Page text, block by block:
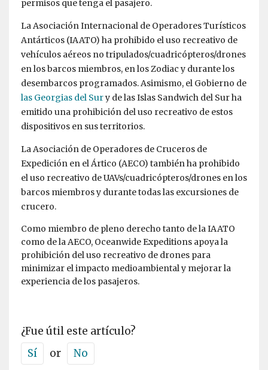
permisos que tenga el pasajero.
La Asociación Internacional de Operadores Turísticos
Antárticos (IAATO) ha prohibido el uso recreativo de
vehículos aéreos no tripulados/cuadricópteros/drones
en los barcos miembros, en los Zodiac y durante los
desembarcos programados. Asimismo, el Gobierno de
las Georgias del Sury de las Islas Sandwich del Sur ha
emitido una prohibición del uso recreativo de estos
dispositivos en sus territorios.
La Asociación de Operadores de Cruceros de
Expedición en el Ártico (AECO) también ha prohibido
el uso recreativo de UAVs/cuadricópteros/drones en los
barcos miembros y durante todas las excursiones de
crucero.
Como miembro de pleno derecho tanto de la IAATO
como de la AECO, Oceanwide Expeditions apoya la
prohibición del uso recreativo de drones para
minimizar el impacto medioambiental y mejorar la
experiencia de los pasajeros.
¿Fue útil este artículo?
Sí
or No